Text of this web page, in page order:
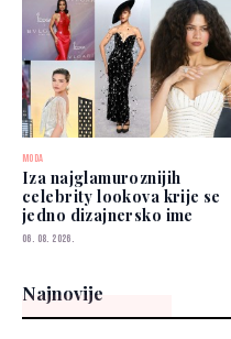
MODA
Iza najglamuroznijih
celebrity lookova krije se
jedno dizajnersko ime
06. 08. 2026.
Najnovije